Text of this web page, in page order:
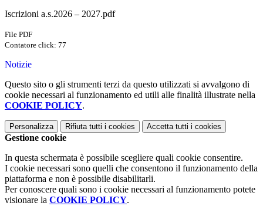
Iscrizioni a.s.2026 – 2027.pdf
File PDF
Contatore click: 77
Notizie
Questo sito o gli strumenti terzi da questo utilizzati si avvalgono di
cookie necessari al funzionamento ed utili alle finalità illustrate nella
COOKIE POLICY.
Personalizza Rifiuta tutti i cookies Accetta tutti i cookies
Gestione cookie
In questa schermata è possibile scegliere quali cookie consentire.
I cookie necessari sono quelli che consentono il funzionamento della
piattaforma e non è possibile disabilitarli.
Per conoscere quali sono i cookie necessari al funzionamento potete
visionare la COOKIE POLICY.